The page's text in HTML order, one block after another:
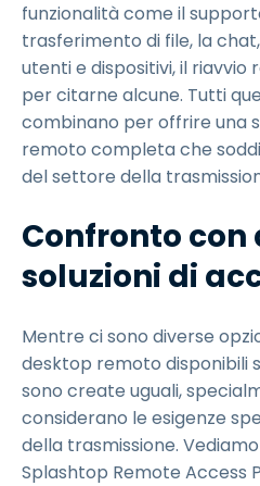
funzionalità come il
trasferimento di file, la
utenti e dispositivi, il riavvio
per citarne alcune. Tutti
combinano per offrire una
remoto completa che
del settore della
Confronto con
soluzioni di
Mentre ci sono diverse
desktop remoto disponibili
sono create uguali,
considerano le esigenze
della trasmissione.
Splashtop Remote Access